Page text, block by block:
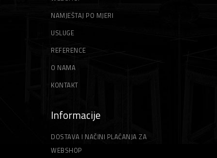
NAMJEŠTAJ PO MJERI
USLUGE
REFERENCE
O NAMA
KONTAKT
Informacije
DOSTAVA I NAČINI PLAĆANJA ZA
WEBSHOP